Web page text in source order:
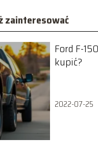
zainteresować
Ford F-
kupić?
2022-07-25